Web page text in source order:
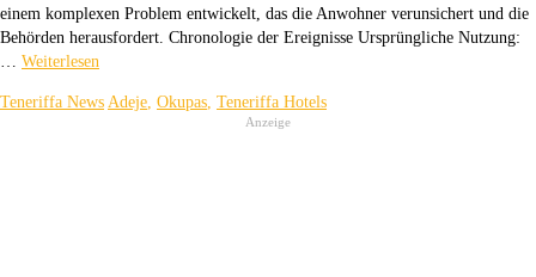
einem komplexen Problem entwickelt, das die Anwohner verunsichert und die
Behörden herausfordert. Chronologie der Ereignisse Ursprüngliche Nutzung:
Weiterlesen
Teneriffa News Adeje Okupas Teneriffa Hotels
Anzeige